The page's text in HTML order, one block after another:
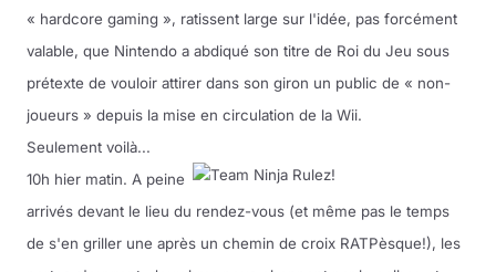
Sciences & Tech
Forum
« hardcore gaming », ratissent large sur l'idée, pas forcément
valable, que Nintendo a abdiqué son titre de Roi du Jeu sous
prétexte de vouloir attirer dans son giron un public de « non-
joueurs » depuis la mise en circulation de la Wii.
Seulement voilà...
10h hier matin. A peine
arrivés devant le lieu du rendez-vous (et même pas le temps
de s'en griller une après un chemin de croix RATPèsque!), les